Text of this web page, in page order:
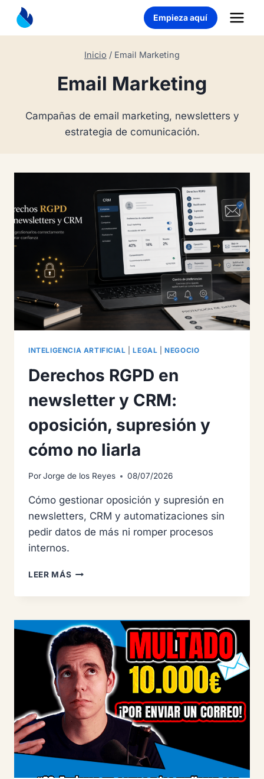
Saltar
contenido
Empieza aquí
Inicio / Email Marketing
Email Marketing
Campañas de email marketing, newsletters y
estrategia de comunicación.
INTELIGENCIA ARTIFICIAL |LEGAL |NEGOCIO
Derechos RGPD en
newsletter y CRM:
oposición, supresión y
cómo no liarla
PorJorge de los Reyes 08/07/2026
Cómo gestionar oposición y supresión en
newsletters, CRM y automatizaciones sin
pedir datos de más ni romper procesos
internos.
LEER MÁSDERECHOS
EN
Y
CRM:
OPOSICIÓN,
SUPRESIÓN
Y
CÓMO
NO
LIARLA